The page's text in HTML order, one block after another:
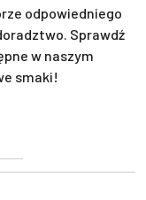
odpowiedniego
Sprawdź
w naszym
smaki!